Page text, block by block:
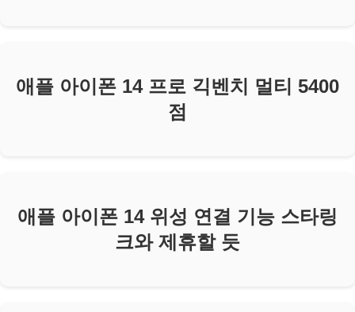
애플 아이폰 14 프로 긱벤치 멀티 5400
점
애플 아이폰 14 위성 연결 기능 스타링
크와 제휴할 듯